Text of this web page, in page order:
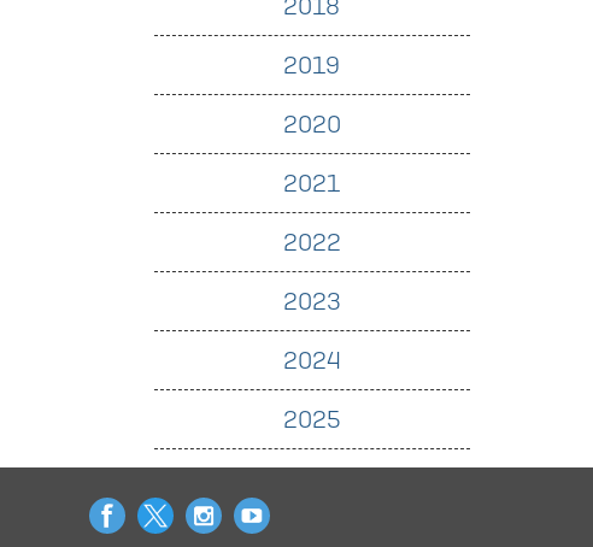
2019
2020
2021
2022
2023
2024
2025